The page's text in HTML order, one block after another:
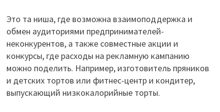
Это та ниша, где возможна взаимоподдержка и
обмен аудиториями предпринимателей-
неконкурентов, а также совместные акции и
конкурсы, где расходы на рекламную кампанию
можно поделить. Например, изготовитель пряников
и детских тортов или фитнес-центр и кондитер,
выпускающий низкокалорийные торты.